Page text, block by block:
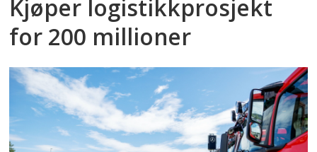
Kjøper logistikkprosjekt
for 200 millioner